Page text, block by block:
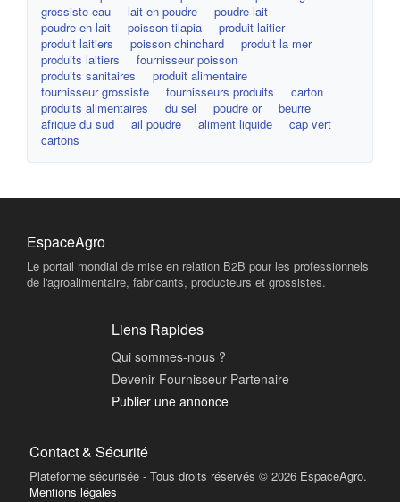
grossiste eau
lait en poudre
poudre lait
poudre en lait
poisson tilapia
produit laitier
produit laitiers
poisson chinchard
produit la mer
produits laitiers
fournisseur poisson
produits sanitaires
produit alimentaire
fournisseur grossiste
fournisseurs produits
carton
produits alimentaires
du sel poudre or
beurre
afrique du sud
ail poudre aliment liquide
cap vert
cartons
EspaceAgro
Le portail mondial de mise en relation B2B pour les professionnels
de l'agroalimentaire, fabricants, producteurs et grossistes.
Liens Rapides
Qui sommes-nous ?
Devenir Fournisseur Partenaire
Publier une annonce
Contact & Sécurité
Plateforme sécurisée - Tous droits réservés © 2026 EspaceAgro.
Mentions légales